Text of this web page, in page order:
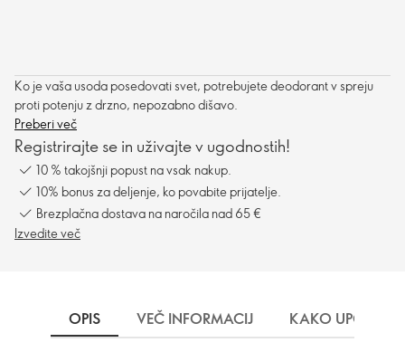
Ko je vaša usoda posedovati svet, potrebujete deodorant v spreju
proti potenju z drzno, nepozabno dišavo.
Preberi več
Registrirajte se in uživajte v ugodnostih!
10 % takojšnji popust na vsak nakup.
10% bonus za deljenje, ko povabite prijatelje.
Brezplačna dostava na naročila nad 65 €
Izvedite več
OPIS VEČ INFORMACIJ KAKO